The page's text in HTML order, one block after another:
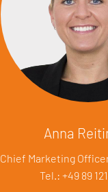
Anna
Chief Marketing
Tel.: +49 89